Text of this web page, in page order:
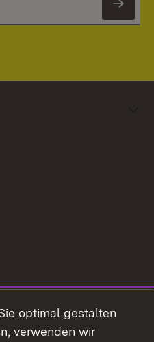
optimal gestalten
verwenden wir